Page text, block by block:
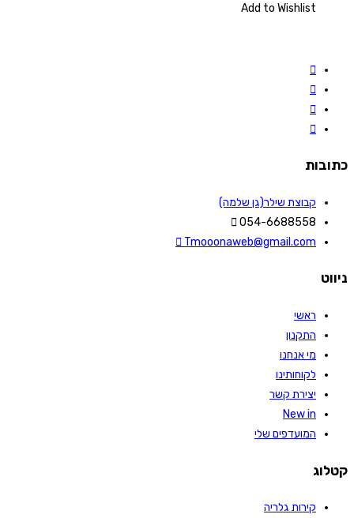
Add to Wishlist
כתובות
קבוצת שילר(גן שלמה)
054-6688558
Tmooonaweb@gmail.com
ניווט
ראשי
התקנון
מי אנחנו
לקוחותינו
יצירת קשר
New in
המועדפים שלי
קטלוג
קירות גלריה